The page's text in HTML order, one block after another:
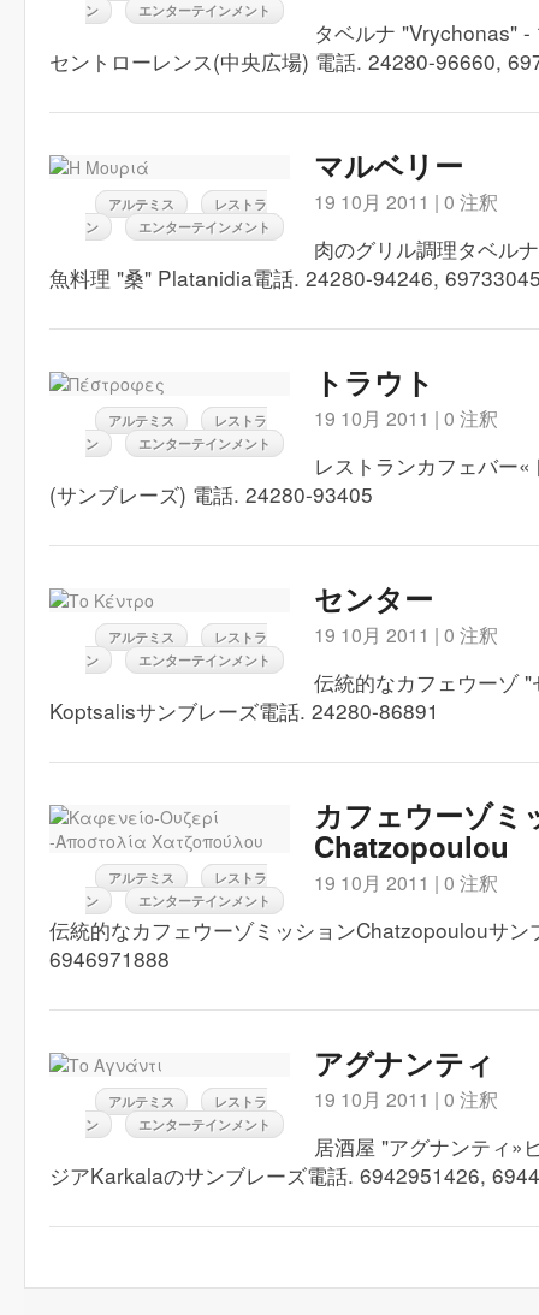
ン
エンターテインメント
タベルナ "Vrychonas"
セントローレンス(中央広場) 電話. 24280-96660,
アルテミス
レストラ
ン
エンターテインメント
マルベリー
19 10月 2011 | 0 注釈
肉のグリル調理タベル
魚料理 "桑" Platanidia電話. 24280-94246,
アルテミス
レストラ
ン
エンターテインメント
トラウト
19 10月 2011 | 0 注釈
レストランカフェバー
(サンブレーズ) 電話. 24280-93405
アルテミス
レストラ
ン
エンターテインメント
センター
19 10月 2011 | 0 注釈
伝統的なカフェウーゾ
Koptsalisサンブレーズ電話. 24280-86891
アルテミス
レストラ
ン
エンターテインメント
カフェウーゾミ
Chatzopoulou
19 10月 2011 | 0 注釈
伝統的なカフェウーゾミッションChatzopoulouサン
6946971888
アルテミス
レストラ
ン
エンターテインメント
アグナンティ
19 10月 2011 | 0 注釈
居酒屋 "アグナンティ»
ジアKarkalaのサンブレーズ電話. 6942951426,